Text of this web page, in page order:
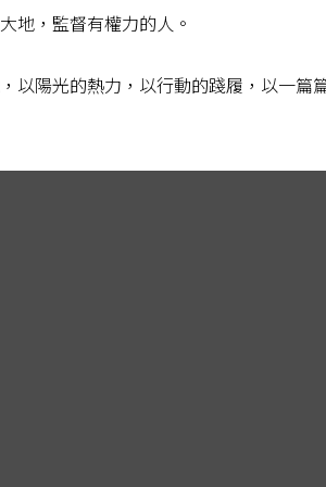
地，監督有權力的人。
以陽光的熱力，以行動的踐履，以一篇